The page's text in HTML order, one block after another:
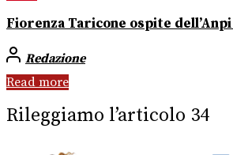
Fiorenza Taricone ospite
Redazione
Read more
Rileggiamo l’articolo 34